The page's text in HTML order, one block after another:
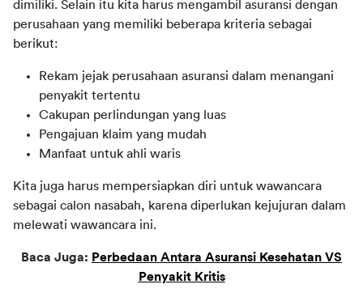
dimiliki. Selain itu kita harus mengambil asuransi dengan
perusahaan yang memiliki beberapa kriteria sebagai
berikut:
Rekam jejak perusahaan asuransi dalam menangani
penyakit tertentu
Cakupan perlindungan yang luas
Pengajuan klaim yang mudah
Manfaat untuk ahli waris
Kita juga harus mempersiapkan diri untuk wawancara
sebagai calon nasabah, karena diperlukan kejujuran dalam
melewati wawancara ini.
Baca Juga: Perbedaan Antara Asuransi Kesehatan VS
Penyakit Kritis